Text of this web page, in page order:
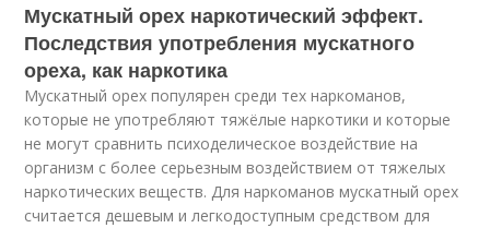
Мускатный орех наркотический эффект.
Последствия употребления мускатного
ореха, как наркотика
Мускатный орех популярен среди тех наркоманов,
которые не употребляют тяжёлые наркотики и которые
не могут сравнить психоделическое воздействие на
организм с более серьезным воздействием от тяжелых
наркотических веществ. Для наркоманов мускатный орех
считается дешевым и легкодоступным средством для